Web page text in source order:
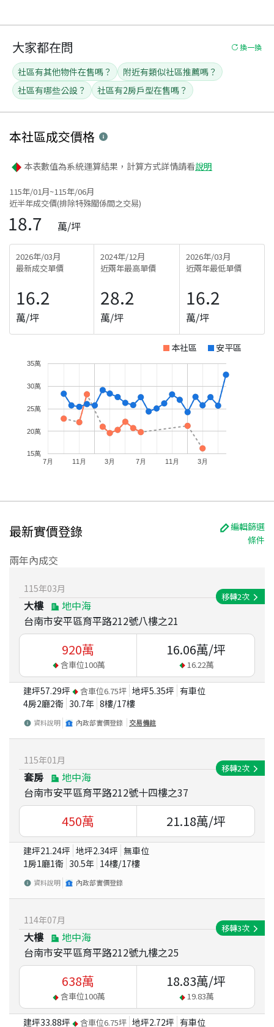
大家都在問 換一換
社區有其他物件在售嗎？
附近有類似社區推薦嗎？
社區有哪些公設？
社區有2房戶型在售嗎？
本社區成交價格
本表數值為系統運算結果，計算方式詳情請看說明
115年/01月~115年/06月
近半年成交價(排除特殊關係間之交易)
18.7 萬/坪
2026年/03月
最新成交單價
16.2
萬/坪
2024年/12月
近兩年最高單價
28.2
萬/坪
2026年/03月
近兩年最低單價
16.2
萬/坪
本社區 安平區
7月 11月 3月 7月 11月 3月
15萬
20萬
25萬
30萬
35萬
最新實價登錄
編輯篩選
條件
兩年內成交
115年03月
大樓
地中海
台南市安平區育平路212號八樓之21
移轉2次
920萬
含車位100萬
16.06萬/坪
16.22萬
建坪57.29坪 含車位6.75坪 地坪5.35坪 有車位
4房2廳2衛 30.7年 8樓/17樓
資料說明 內政部實價登錄 交易備註
115年01 月
套房
地中海
台南市安平區育平路212號十四樓之37
移轉2次
450萬 21.18萬/坪
建坪21.24坪 地坪2.34坪 無車位
1房1廳1衛 30.5年 14樓/17樓
資料說明 內政部實價登錄
114年07月
大樓
地中海
台南市安平區育平路212號九樓之25
移轉3次
638萬
含車位100萬
18.83萬/坪
19.83萬
建坪33.88坪 含車位6.75坪 地坪2.72坪 有車位